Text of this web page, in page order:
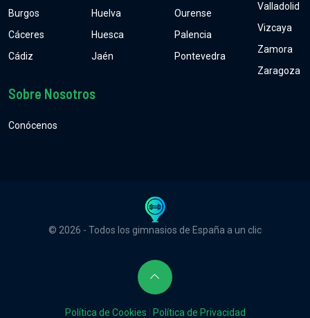
Burgos
Cáceres
Cádiz
Huelva
Huesca
Jaén
Ourense
Palencia
Pontevedra
Valladolid
Vizcaya
Zamora
Zaragoza
Sobre Nosotros
Conócenos
© 2026 - Todos los gimnasios de España a un clic
Política de Cookies Política de Privacidad